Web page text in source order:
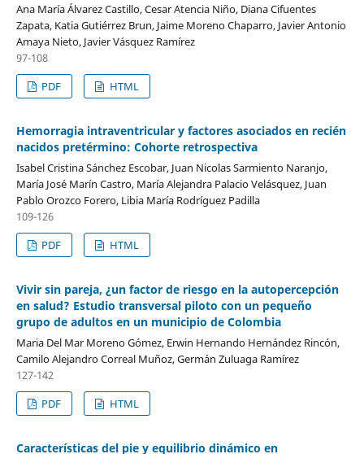
Ana María Álvarez Castillo, Cesar Atencia Niño, Diana Cifuentes
Zapata, Katia Gutiérrez Brun, Jaime Moreno Chaparro, Javier Antonio
Amaya Nieto, Javier Vásquez Ramírez
97-108
PDF
HTML
Hemorragia intraventricular y factores asociados en recién
nacidos pretérmino: Cohorte retrospectiva
Isabel Cristina Sánchez Escobar, Juan Nicolas Sarmiento Naranjo,
María José Marín Castro, María Alejandra Palacio Velásquez, Juan
Pablo Orozco Forero, Libia María Rodríguez Padilla
109-126
PDF
HTML
Vivir sin pareja, ¿un factor de riesgo en la autopercepción
en salud? Estudio transversal piloto con un pequeño
grupo de adultos en un municipio de Colombia
Maria Del Mar Moreno Gómez, Erwin Hernando Hernández Rincón,
Camilo Alejandro Correal Muñoz, Germán Zuluaga Ramírez
127-142
PDF
HTML
Características del pie y equilibrio dinámico en